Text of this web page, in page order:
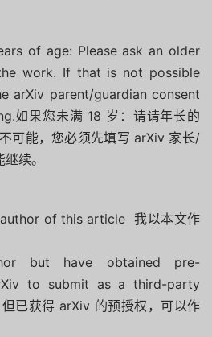
of age: Please ask an older
work. If that is not possible
arXiv parent/guardian consent
如果您未满 18 岁：请请年长的
可能，您必须先填写 arXiv 家长/
续。
of this article 我以本文作
but have obtained pre-
to submit as a third-party
已获得 arXiv 的预授权，可以作